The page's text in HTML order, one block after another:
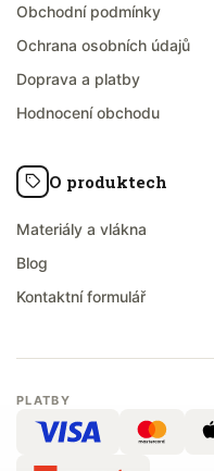
Obchodní podmínky
Ochrana osobních údajů
Doprava a platby
Hodnocení obchodu
O produktech
Materiály a vlákna
Blog
Kontaktní formulář
PLATBY